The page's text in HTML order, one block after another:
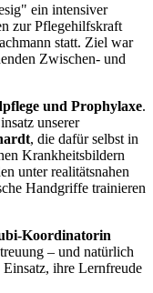
ein intensiver
zur Pflegehilfskraft
statt. Ziel war
Zwischen- und
und Prophylaxe.
unserer
, die dafür selbst in
Krankheitsbildern
unter realitätsnahen
Handgriffe trainieren
Koordinatorin
– und natürlich
ihre Lernfreude